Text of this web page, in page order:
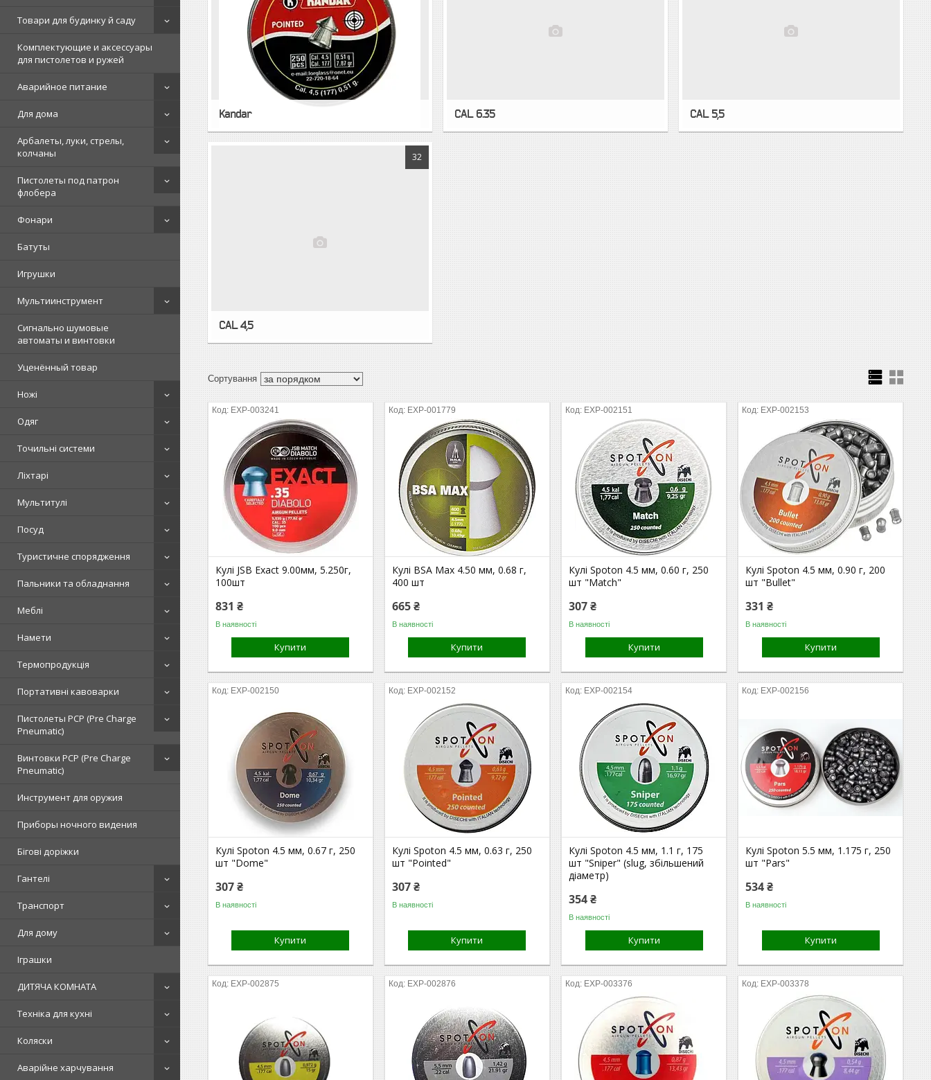
Товари для будинку й саду
Комплектующие и аксессуары
для пистолетов и ружей
Аварийное питание
Для дома
Арбалеты, луки, стрелы,
колчаны
Пистолеты под патрон
флобера
Фонари
Батуты
Игрушки
Мультиинструмент
Сигнально шумовые
автоматы и винтовки
Уценённый товар
Ножі
Одяг
Точильні системи
Ліхтарі
Мультитулі
Посуд
Туристичне спорядження
Пальники та обладнання
Меблі
Намети
Термопродукція
Портативні кавоварки
Пистолеты PCP (Pre Charge
Pneumatic)
Винтовки PCP (Pre Charge
Pneumatic)
Инструмент для оружия
Приборы ночного видения
Бігові доріжки
Гантелі
Транспорт
Для дому
Іграшки
ДИТЯЧА КОМНАТА
Техніка для кухні
Коляски
Аварійне харчування
Kandar CAL. 6.35 CAL. 5,5
32
CAL. 4,5
EXP-003241
Кулі JSB Exact 9.00мм, 5.250г,
100шт
831 ₴
В наявності
Купити
EXP-001779
Кулі BSA Max 4.50 мм, 0.68 г,
400 шт
665 ₴
В наявності
Купити
EXP-002151
Кулі Spoton 4.5 мм, 0.60 г, 250
шт "Match"
307 ₴
В наявності
Купити
EXP-002153
Кулі Spoton 4.5 мм, 0.90 г, 200
шт "Bullet"
331 ₴
В наявності
Купити
EXP-002150
Кулі Spoton 4.5 мм, 0.67 г, 250
шт "Dome"
307 ₴
В наявності
Купити
EXP-002152
Кулі Spoton 4.5 мм, 0.63 г, 250
шт "Pointed"
307 ₴
В наявності
Купити
EXP-002154
Кулі Spoton 4.5 мм, 1.1 г, 175
шт "Sniper" (slug, збільшений
діаметр)
354 ₴
В наявності
Купити
EXP-002156
Кулі Spoton 5.5 мм, 1.175 г, 250
шт "Pars"
534 ₴
В наявності
Купити
EXP-002875 EXP-002876 EXP-003376 EXP-003378